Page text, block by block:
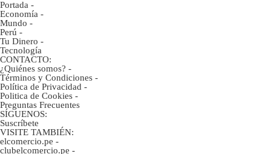
Portada -
Economía -
Mundo -
Perú -
Tu Dinero -
Tecnología
CONTACTO:
¿Quiénes somos? -
Términos y Condiciones -
Política de Privacidad -
Politica de Cookies -
Preguntas Frecuentes
SÍGUENOS:
Suscríbete
VISITE TAMBIÉN:
elcomercio.pe -
clubelcomercio.pe -